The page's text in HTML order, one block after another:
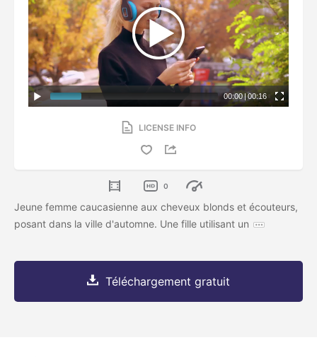
00:00|00:16
LICENSE INFO
0
Jeune femme caucasienne aux cheveux blonds et écouteurs,
posant dans la ville d'automne. Une fille utilisant un
Téléchargement gratuit